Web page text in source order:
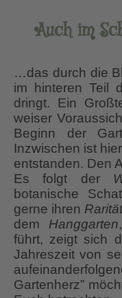
Auch im
…das durch die
im hinteren Teil
dringt. Ein
weiser
Beginn der
Inzwischen ist
entstanden. Den
Es folgt der
botanische
gerne ihren
dem Hanggarten
führt, zeigt sich
Jahreszeit von
Gartenherz”